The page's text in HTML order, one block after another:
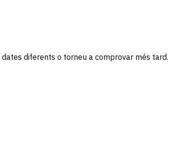
diferents o torneu a comprovar més tard.